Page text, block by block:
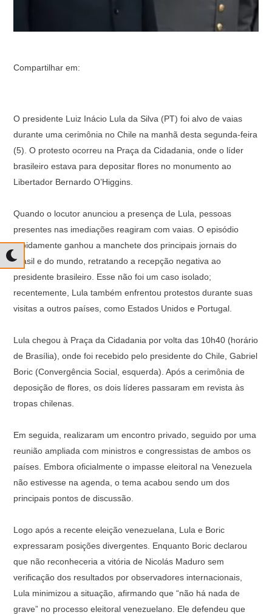
Compartilhar em:
O presidente Luiz Inácio Lula da Silva (PT) foi alvo de vaias
durante uma cerimônia no Chile na manhã desta segunda-feira
(5). O protesto ocorreu na Praça da Cidadania, onde o líder
brasileiro estava para depositar flores no monumento ao
Libertador Bernardo O’Higgins.
Quando o locutor anunciou a presença de Lula, pessoas
presentes nas imediações reagiram com vaias. O episódio
rapidamente ganhou a manchete dos principais jornais do
Brasil e do mundo, retratando a recepção negativa ao
presidente brasileiro. Esse não foi um caso isolado;
recentemente, Lula também enfrentou protestos durante suas
visitas a outros países, como Estados Unidos e Portugal.
Lula chegou à Praça da Cidadania por volta das 10h40 (horário
de Brasília), onde foi recebido pelo presidente do Chile, Gabriel
Boric (Convergência Social, esquerda). Após a cerimônia de
deposição de flores, os dois líderes passaram em revista às
tropas chilenas.
Em seguida, realizaram um encontro privado, seguido por uma
reunião ampliada com ministros e congressistas de ambos os
países. Embora oficialmente o impasse eleitoral na Venezuela
não estivesse na agenda, o tema acabou sendo um dos
principais pontos de discussão.
Logo após a recente eleição venezuelana, Lula e Boric
expressaram posições divergentes. Enquanto Boric declarou
que não reconheceria a vitória de Nicolás Maduro sem
verificação dos resultados por observadores internacionais,
Lula minimizou a situação, afirmando que “não há nada de
grave” no processo eleitoral venezuelano. Ele defendeu que